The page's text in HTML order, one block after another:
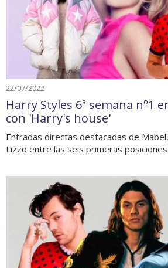
22/07/2022
Harry Styles 6ª semana nº1
con 'Harry's house'
Entradas directas destacadas de
Lizzo entre las seis primeras posiciones